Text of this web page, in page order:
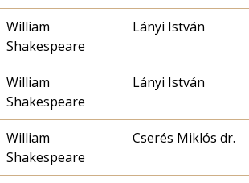
William
Shakespeare
Lányi István
William
Shakespeare
Lányi István
William
Shakespeare
Cserés Miklós dr.